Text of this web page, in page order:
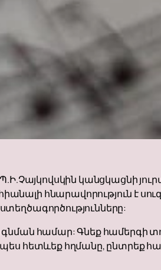
կանցկացնի
հնարավորություն է
համար: Գնեք համերգի
հետևեք հղմանը, ընտրեք